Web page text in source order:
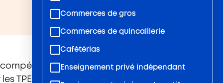
Commerces de gros
Commerces de quincaillerie
Cafétérias
Enseignement privé indépendant
Trop souvent perçue comme un
et PME. Chez AKTO, nous vous